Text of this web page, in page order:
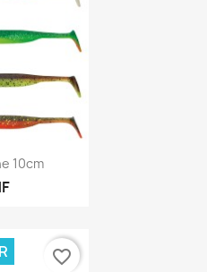
10cm
favorite_border